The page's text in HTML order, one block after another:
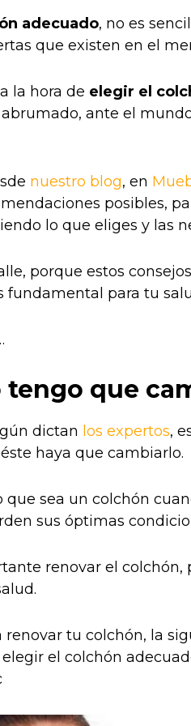
adecuado, no es
que existen en el
la hora de elegir el
ante el
nuestro blog, en
posibles,
lo que eliges y las
porque estos
fundamental para tu
tengo que
dictan los expertos,
haya que cambiarlo.
sea un colchón
sus óptimas
renovar el
renovar tu colchón, la
el colchón